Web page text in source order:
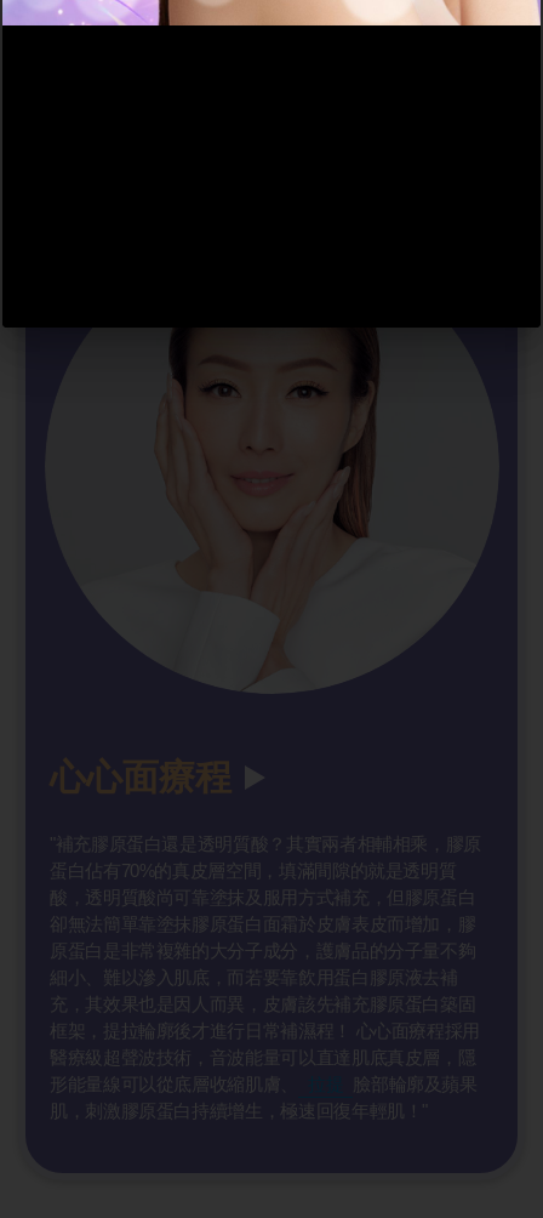
心心面療程
"補充膠原蛋白還是透明質酸？其實兩者相輔相乘，膠原
蛋白佔有70%的真皮層空間，填滿間隙的就是透明質
酸，透明質酸尚可靠塗抹及服用方式補充，但膠原蛋白
卻無法簡單靠塗抹膠原蛋白面霜於皮膚表皮而增加，膠
原蛋白是非常複雜的大分子成分，護膚品的分子量不夠
細小、難以滲入肌底，而若要靠飲用蛋白膠原液去補
充，其效果也是因人而異，皮膚該先補充膠原蛋白築固
框架，提拉輪廓後才進行日常補濕程！ 心心面療程採用
醫療級超聲波技術，音波能量可以直達肌底真皮層，隱
形能量線可以從底層收縮肌膚、
臉部輪廓及蘋果
肌，刺激膠原蛋白持續增生，極速回復年輕肌！"